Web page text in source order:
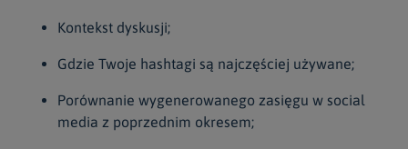
Kontekst dyskusji;
Gdzie Twoje hashtagi są najczęściej używane;
Porównanie wygenerowanego zasięgu w social
media z poprzednim okresem;